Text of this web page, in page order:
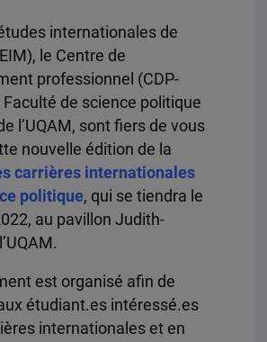
internationales de
le Centre de
professionnel (CDP-
Faculté de science politique
l’UQAM, sont fiers de vous
nouvelle édition de la
carrières internationales
politique, qui se tiendra le
au pavillon Judith-
est organisé afin de
étudiant.es intéressé.es
internationales et en